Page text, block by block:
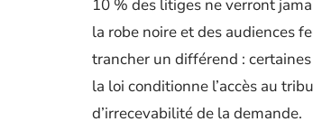
10 % des litiges ne verront
la robe noire et des audiences
trancher un différend :
la loi conditionne l’accès au
d’irrecevabilité de la demande.